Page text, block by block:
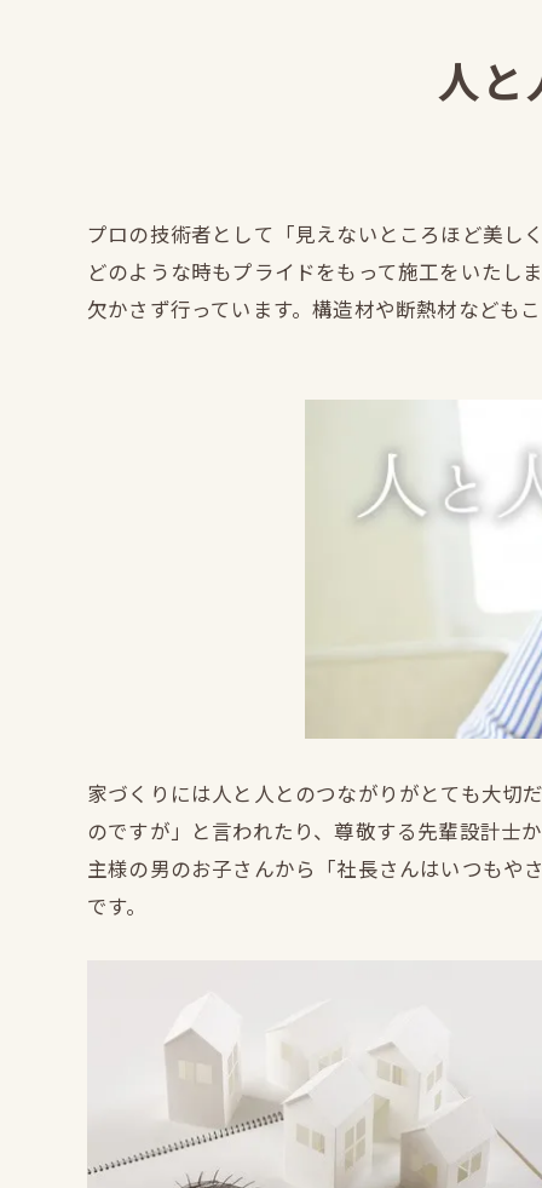
人と
プロの技術者として「見えないところほど美し
どのような時もプライドをもって施工をいたし
欠かさず行っています。構造材や断熱材なども
家づくりには人と人とのつながりがとても大切
のですが」と言われたり、尊敬する先輩設計士
主様の男のお子さんから「社長さんはいつもや
です。